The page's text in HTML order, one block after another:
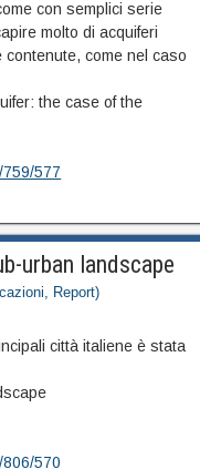
con semplici serie
molto di acquiferi
come nel caso
the case of the
577
urban landscape
Report)
città italiene è stata
570